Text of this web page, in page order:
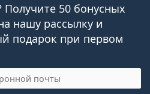
50 бонусных
нашу рассылку и
подарок при первом